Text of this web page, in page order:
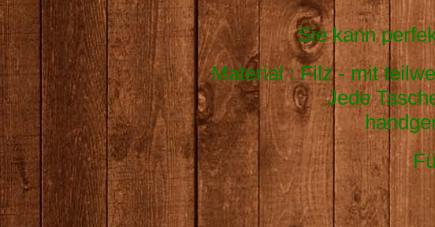
Sie kann
Material : Filz - mit
Jede